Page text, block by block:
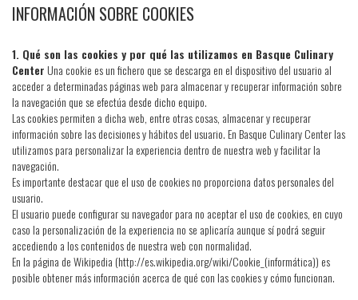
INFORMACIÓN SOBRE COOKIES
1. Qué son las cookies y por qué las utilizamos en Basque Culinary
Center Una cookie es un fichero que se descarga en el dispositivo del usuario al
acceder a determinadas páginas web para almacenar y recuperar información sobre
la navegación que se efectúa desde dicho equipo.
Las cookies permiten a dicha web, entre otras cosas, almacenar y recuperar
información sobre las decisiones y hábitos del usuario. En Basque Culinary Center las
utilizamos para personalizar la experiencia dentro de nuestra web y facilitar la
navegación.
Es importante destacar que el uso de cookies no proporciona datos personales del
usuario.
El usuario puede configurar su navegador para no aceptar el uso de cookies, en cuyo
caso la personalización de la experiencia no se aplicaría aunque sí podrá seguir
accediendo a los contenidos de nuestra web con normalidad.
En la página de Wikipedia (http://es.wikipedia.org/wiki/Cookie_(informática)) es
posible obtener más información acerca de qué con las cookies y cómo funcionan.